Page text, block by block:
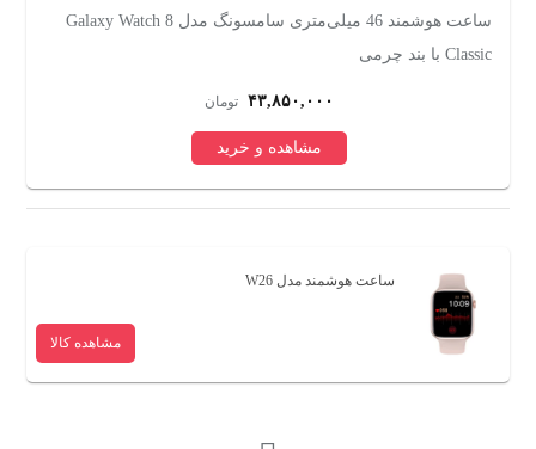
ساعت هوشمند 46 میلی‌متری سامسونگ مدل Galaxy Watch 8
Classic با بند چرمی
۴۳,۸۵۰,۰۰۰ تومان
مشاهده و خرید
ساعت هوشمند مدل W26
مشاهده کالا